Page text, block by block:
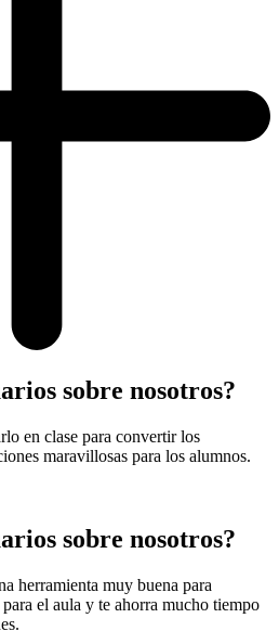
sobre nosotros?
en clase para convertir los
maravillosas para los alumnos.
sobre nosotros?
herramienta muy buena para
el aula y te ahorra mucho tiempo